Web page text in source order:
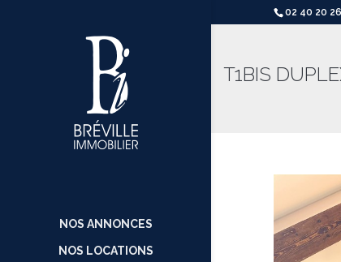
02 40 20
NOS ANNONCES
NOS LOCATIONS
T1BIS